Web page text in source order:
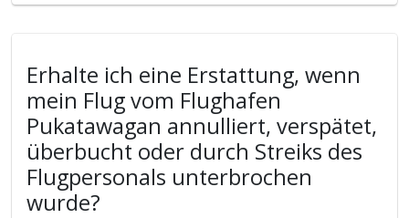
Erhalte ich eine Erstattung, wenn
mein Flug vom Flughafen
Pukatawagan annulliert, verspätet,
überbucht oder durch Streiks des
Flugpersonals unterbrochen
wurde?